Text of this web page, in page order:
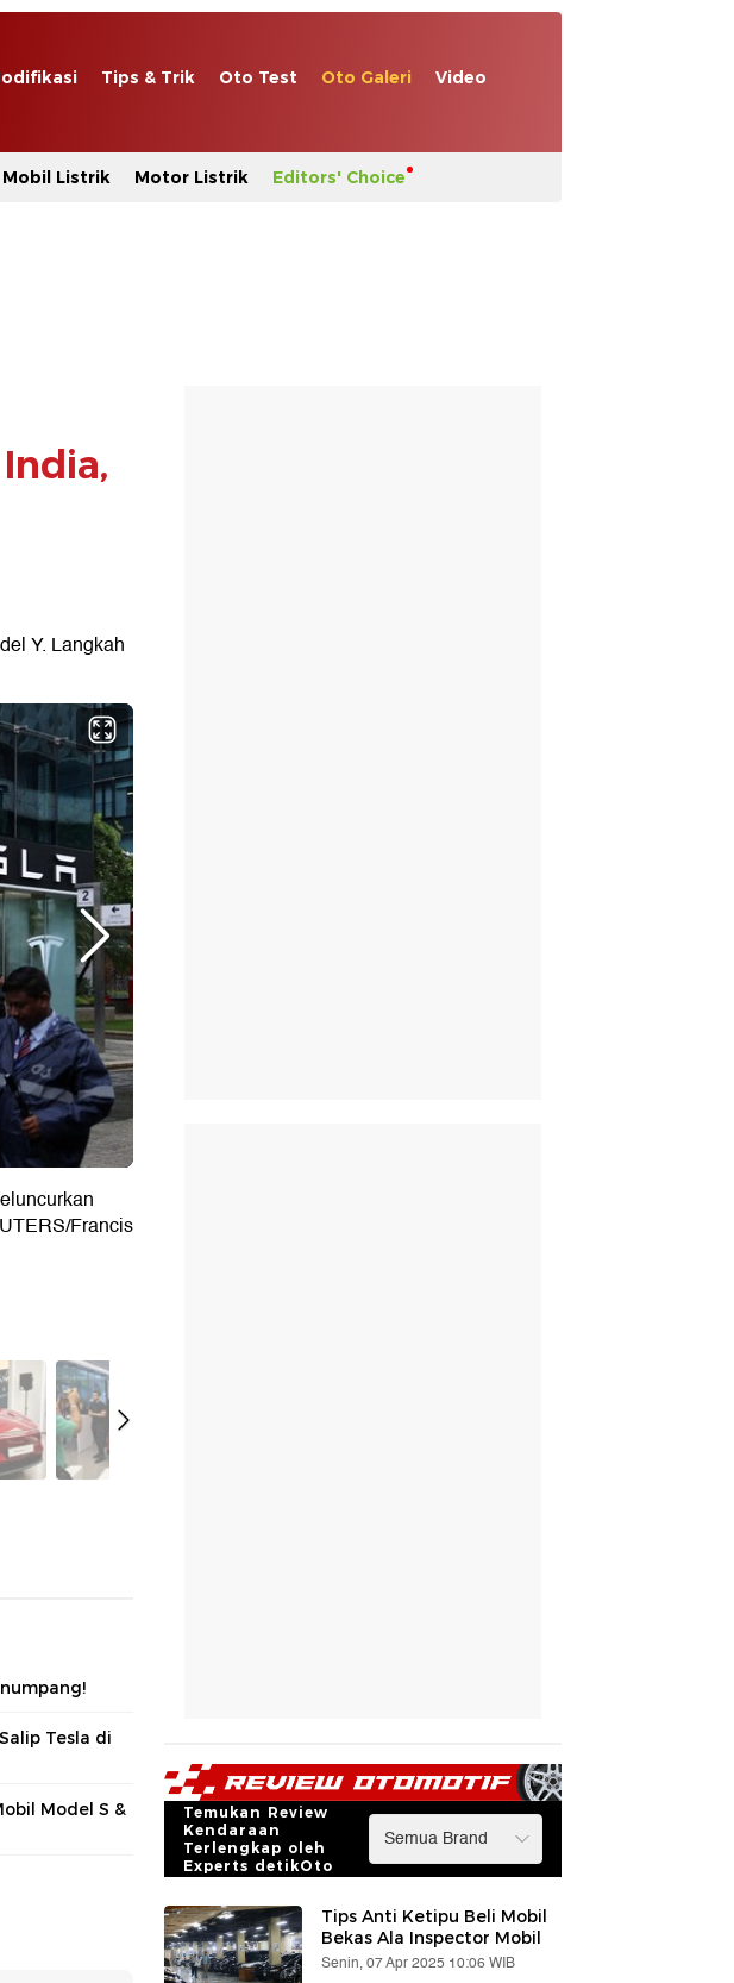
Tips & Trik Oto Test Oto Galeri Video
Mobil Listrik Motor Listrik Editors' Choice
Y. Langkah
Francis
Tesla di
Model S &
Temukan Review
Kendaraan
Terlengkap oleh
Experts detikOto
Tips Anti Ketipu Beli Mobil
Bekas Ala Inspector Mobil
Senin, 07 Apr 2025 10:06 WIB